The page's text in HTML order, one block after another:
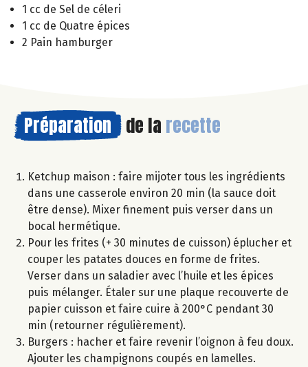
1 cc de Sel de céleri
1 cc de Quatre épices
2 Pain hamburger
Préparation de la recette
Ketchup maison : faire mijoter tous les ingrédients
dans une casserole environ 20 min (la sauce doit
être dense). Mixer finement puis verser dans un
bocal hermétique.
Pour les frites (+ 30 minutes de cuisson) éplucher et
couper les patates douces en forme de frites.
Verser dans un saladier avec l’huile et les épices
puis mélanger. Étaler sur une plaque recouverte de
papier cuisson et faire cuire à 200°C pendant 30
min (retourner régulièrement).
Burgers : hacher et faire revenir l’oignon à feu doux.
Ajouter les champignons coupés en lamelles.